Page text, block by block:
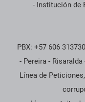
- Institución de
PBX: +57 606
- Pereira -
Línea de